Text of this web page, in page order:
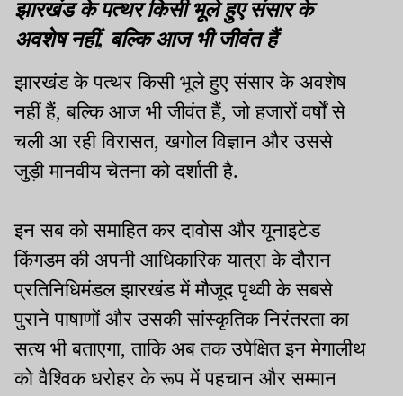
झारखंड के पत्थर किसी भूले हुए संसार के
अवशेष नहीं, बल्कि आज भी जीवंत हैं
झारखंड के पत्थर किसी भूले हुए संसार के अवशेष
नहीं हैं, बल्कि आज भी जीवंत हैं, जो हजारों वर्षों से
चली आ रही विरासत, खगोल विज्ञान और उससे
जुड़ी मानवीय चेतना को दर्शाती है.
इन सब को समाहित कर दावोस और यूनाइटेड
किंगडम की अपनी आधिकारिक यात्रा के दौरान
प्रतिनिधिमंडल झारखंड में मौजूद पृथ्वी के सबसे
पुराने पाषाणों और उसकी सांस्कृतिक निरंतरता का
सत्य भी बताएगा, ताकि अब तक उपेक्षित इन मेगालीथ
को वैश्विक धरोहर के रूप में पहचान और सम्मान